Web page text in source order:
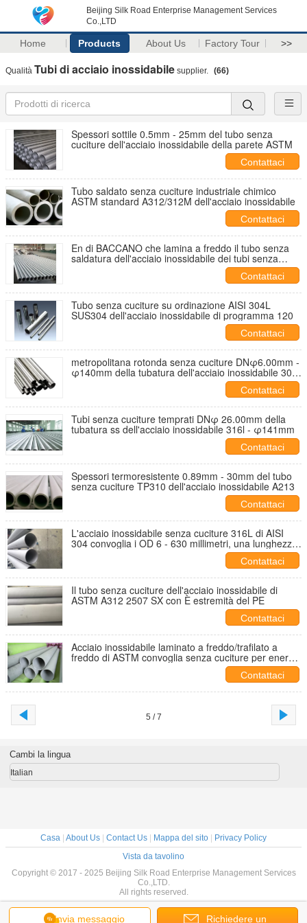
Beijing Silk Road Enterprise Management Services
Co.,LTD
Home Products About Us Factory Tour >>
Qualità Tubi di acciaio inossidabile supplier. (66)
Spessori sottile 0.5mm - 25mm del tubo senza
cuciture dell'acciaio inossidabile della parete ASTM
Contattaci
Tubo saldato senza cuciture industriale chimico
ASTM standard A312/312M dell'acciaio inossidabile
Contattaci
En di BACCANO che lamina a freddo il tubo senza
saldatura dell'acciaio inossidabile dei tubi senza
Contattaci
Tubo senza cuciture su ordinazione AISI 304L
SUS304 dell'acciaio inossidabile di programma 120
Contattaci
metropolitana rotonda senza cuciture DNφ6.00mm -
φ140mm della tubatura dell'acciaio inossidabile 304
Contattaci
Tubi senza cuciture temprati DNφ 26.00mm della
tubatura ss dell'acciaio inossidabile 316l - φ141mm
Contattaci
Spessori termoresistente 0.89mm - 30mm del tubo
senza cuciture TP310 dell'acciaio inossidabile A213
Contattaci
L'acciaio inossidabile senza cuciture 316L di AISI
304 convoglia i OD 6 - 630 millimetri, una lunghezza
Contattaci
Il tubo senza cuciture dell'acciaio inossidabile di
ASTM A312 2507 SX con È estremità del PE
Contattaci
Acciaio inossidabile laminato a freddo/trafilato a
freddo di ASTM convoglia senza cuciture per energia
Contattaci
5 / 7
Invia messaggio Richiedere un
Cambi la lingua
Italian
Casa About Us Contact Us Mappa del sito
Privacy Policy
Vista da tavolino
Copyright © 2017 - 2025 Beijing Silk Road Enterprise Management Services
Co.,LTD.
All rights reserved.